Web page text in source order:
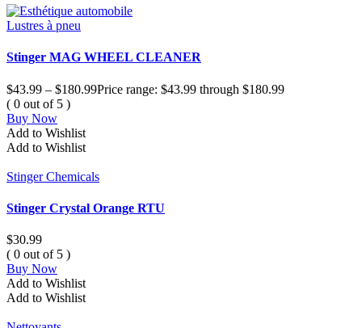
Lustres à pneu
Stinger MAG WHEEL CLEANER
$43.99 – $180.99Price range: $43.99 through $180.99
( 0 out of 5 )
Buy Now
Add to Wishlist
Add to Wishlist
Stinger Chemicals
Stinger Crystal Orange RTU
$30.99
( 0 out of 5 )
Buy Now
Add to Wishlist
Add to Wishlist